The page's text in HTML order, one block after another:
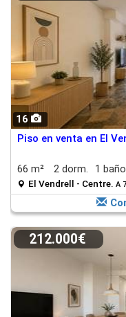
16
Piso en venta en El
66 m² 2 dorm. 1
El Vendrell - Centre. A
212.000€